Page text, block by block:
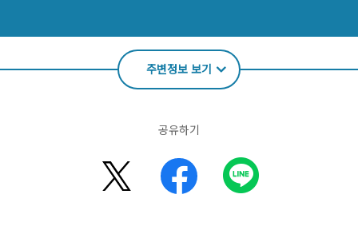
주변정보 보기
공유하기